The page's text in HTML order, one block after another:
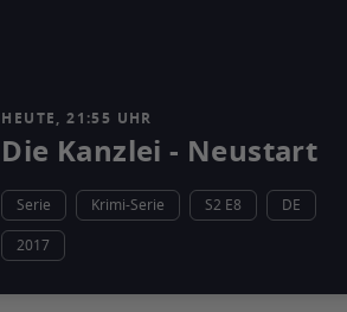
HEUTE, 21:55 UHR
Die Kanzlei - Neustart
Serie Krimi-Serie S2 E8
DE
2017